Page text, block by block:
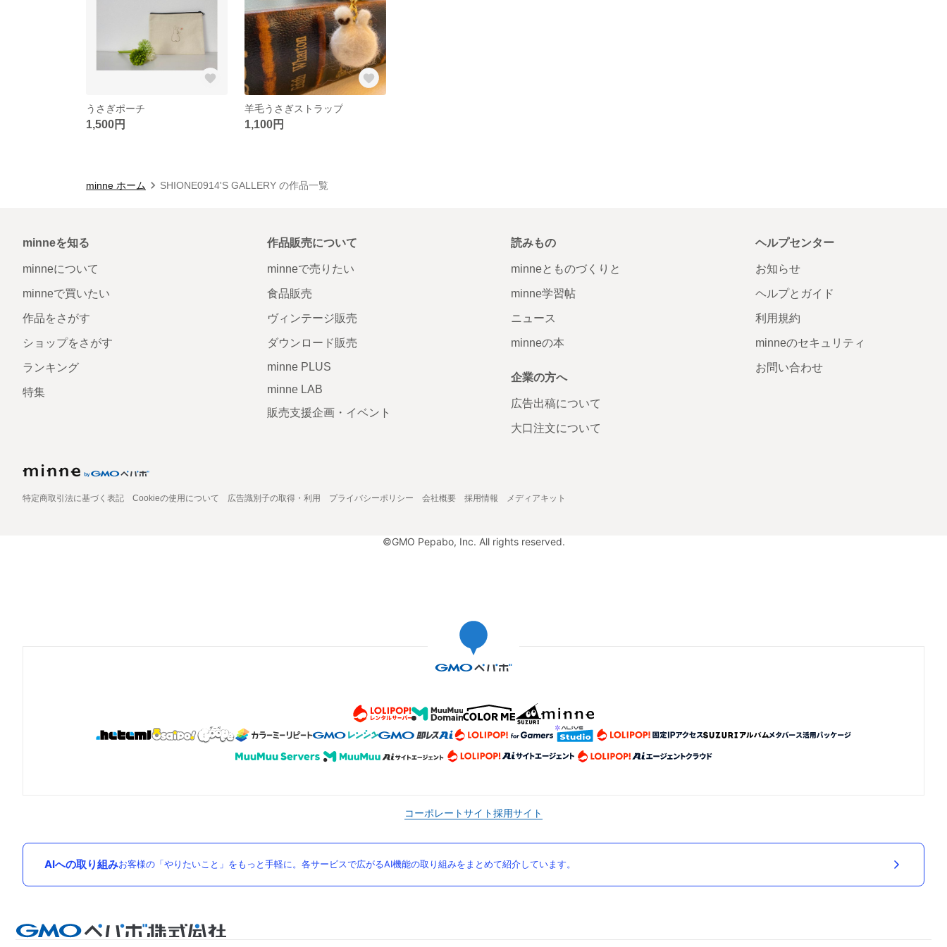
うさぎポーチ
1,500円
羊毛うさぎストラップ
1,100円
minne ホーム SHIONE0914'S GALLERY の作品一覧
minneを知る
minneについて
minneで買いたい
作品をさがす
ショップをさがす
ランキング
特集
作品販売について
minneで売りたい
食品販売
ヴィンテージ販売
ダウンロード販売
minne PLUS
minne LAB
販売支援企画・イベント
読みもの
minneとものづくりと
minne学習帖
ニュース
minneの本
企業の方へ
広告出稿について
大口注文について
ヘルプセンター
お知らせ
ヘルプとガイド
利用規約
minneのセキュリティ
お問い合わせ
特定商取引法に基づく表記 Cookieの使用について 広告識別子の取得・利用 プライバシーポリシー 会社概要 採用情報 メディアキット
©GMO Pepabo, Inc. All rights reserved.
コーポレートサイト採用サイト
AIへの取り組みお客様の「やりたいこと」をもっと手軽に。各サービスで広がるAI機能の取り組みをまとめて紹介しています。